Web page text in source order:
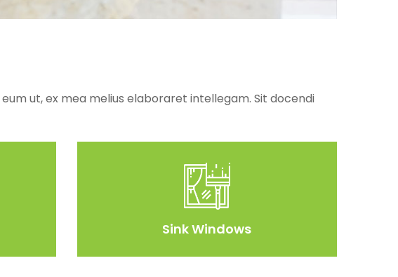
eum ut, ex mea melius elaboraret intellegam. Sit docendi
Sink Windows